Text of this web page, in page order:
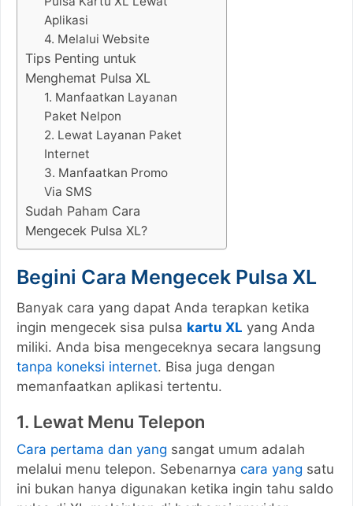
Aplikasi
4. Melalui Website
Tips Penting untuk
Menghemat Pulsa XL
1. Manfaatkan Layanan
Paket Nelpon
2. Lewat Layanan Paket
Internet
3. Manfaatkan Promo
Via SMS
Sudah Paham Cara
Mengecek Pulsa XL?
Begini Cara Mengecek Pulsa XL
Banyak cara yang dapat Anda terapkan ketika
ingin mengecek sisa pulsa kartu XL yang Anda
miliki. Anda bisa mengeceknya secara langsung
tanpa koneksi internet. Bisa juga dengan
memanfaatkan aplikasi tertentu.
1. Lewat Menu Telepon
Cara pertama dan yang sangat umum adalah
melalui menu telepon. Sebenarnya cara yang satu
ini bukan hanya digunakan ketika ingin tahu saldo